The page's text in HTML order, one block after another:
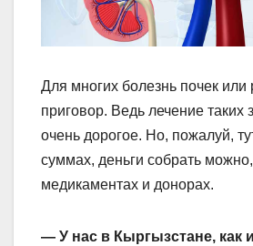
Для многих болезнь почек или
приговор. Ведь лечение таких
очень дорогое. Но, пожалуй,
суммах, деньги собрать
медикаментах и донорах.
— У нас в Кыргызстане, как